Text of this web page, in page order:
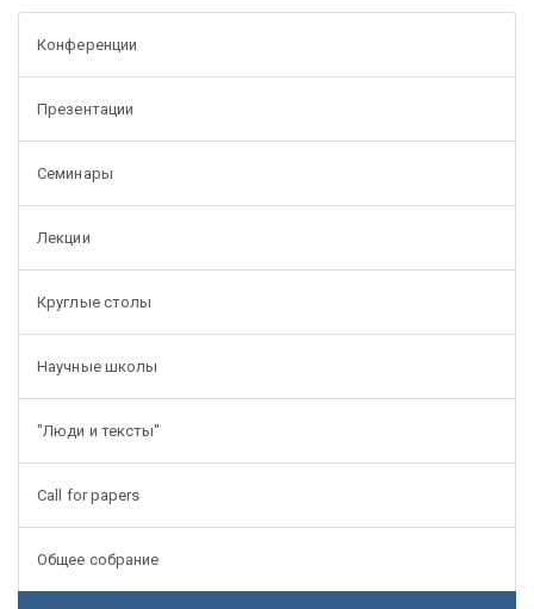
Конференции
Презентации
Семинары
Лекции
Круглые столы
Научные школы
"Люди и тексты"
Call for papers
Общее собрание